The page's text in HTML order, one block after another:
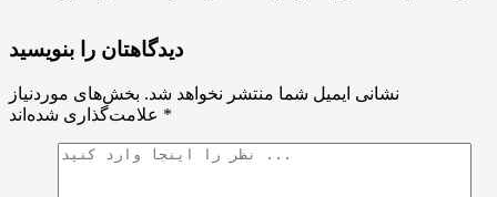
دیدگاهتان را بنویسید
نشانی ایمیل شما منتشر نخواهد شد. بخش‌های موردنیاز
*